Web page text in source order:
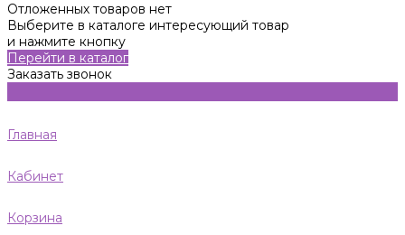
Отложенных товаров нет
Выберите в каталоге интересующий товар
и нажмите кнопку
Перейти в каталог
Заказать звонок
Главная
Кабинет
Корзина